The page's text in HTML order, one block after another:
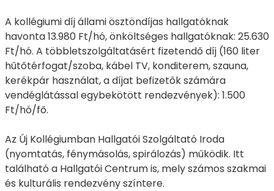
A kollégiumi díj állami ösztöndíjas hallgatóknak
havonta 13.980 Ft/hó, önköltséges hallgatóknak: 25.630
Ft/hó. A többletszolgáltatásért fizetendő díj (160 liter
hűtőtérfogat/szoba, kábel TV, konditerem, szauna,
kerékpár használat, a díjat befizetők számára
vendéglátással egybekötött rendezvények): 1.500
Ft/hó/fő.
Az Új Kollégiumban Hallgatói Szolgáltató Iroda
(nyomtatás, fénymásolás, spirálozás) működik. Itt
található a Hallgatói Centrum is, mely számos szakmai
és kulturális rendezvény színtere.